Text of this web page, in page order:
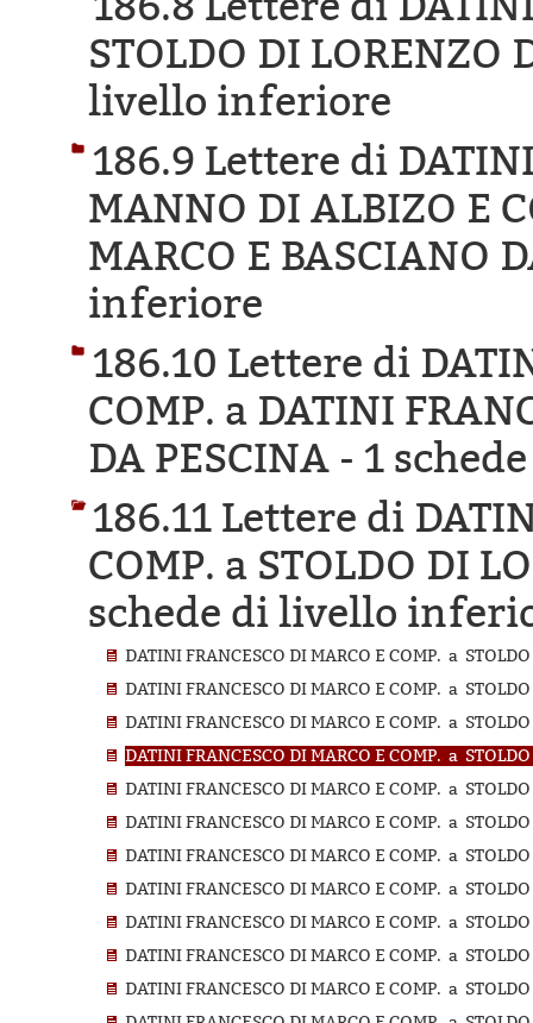
STOLDO DI LORENZO
livello inferiore
186.9 Lettere di
MANNO DI ALBIZO E
MARCO E BASCIANO
inferiore
186.10 Lettere di
COMP. a DATINI
DA PESCINA - 1
186.11 Lettere di
COMP. a STOLDO DI
schede di livello
DATINI FRANCESCO DI MARCO E COMP. a
DATINI FRANCESCO DI MARCO E COMP. a
DATINI FRANCESCO DI MARCO E COMP. a
DATINI FRANCESCO DI MARCO E COMP. a
DATINI FRANCESCO DI MARCO E COMP. a
DATINI FRANCESCO DI MARCO E COMP. a
DATINI FRANCESCO DI MARCO E COMP. a
DATINI FRANCESCO DI MARCO E COMP. a
DATINI FRANCESCO DI MARCO E COMP. a
DATINI FRANCESCO DI MARCO E COMP. a
DATINI FRANCESCO DI MARCO E COMP. a